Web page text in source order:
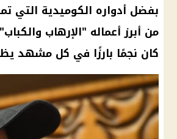
بفضل أدواره الكوميدية
من أبرز أعماله "الإرهاب
كان نجمًا بارزًا في كل مشهد